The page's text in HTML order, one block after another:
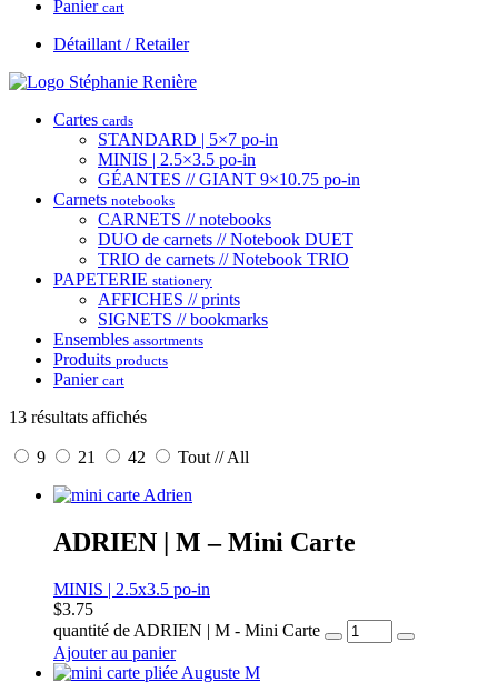
Panier cart
Détaillant / Retailer
Cartes cards
STANDARD | 5×7 po-in
MINIS | 2.5×3.5 po-in
GÉANTES // GIANT 9×10.75 po-in
Carnets notebooks
CARNETS // notebooks
DUO de carnets // Notebook DUET
TRIO de carnets // Notebook TRIO
PAPETERIE stationery
AFFICHES // prints
SIGNETS // bookmarks
Ensembles assortments
Produits products
Panier cart
13 résultats affichés
9 21 42 Tout // All
ADRIEN | M – Mini Carte
MINIS | 2.5x3.5 po-in
$3.75
quantité de ADRIEN | M - Mini Carte
Ajouter au panier